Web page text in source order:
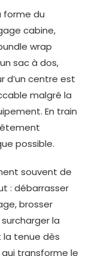
forme du
cabine,
wrap
sac à dos,
d’un centre est
malgré la
En train
possible.
souvent de
: débarrasser
brosser
la
tenue dès
transforme le